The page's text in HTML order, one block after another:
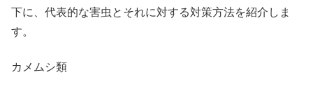
下に、代表的な害虫とそれに対する対策方法を紹介しま
す。
カメムシ類